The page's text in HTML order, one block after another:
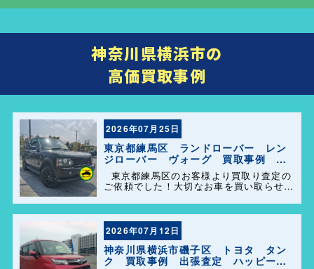
神奈川県横浜市の
高価買取事例
2026年07月25日
東京都練馬区 ランドローバー レン
ジローバー ヴォーグ 買取事例 出
張査定 ハッピーカーズ港南店！
東京都練馬区のお客様より買取り査定の
ご依頼でした！大切なお車を買い取らせて
の事をよろしくお願いします＼(^o^)／
2026年07月12日
神奈川県横浜市磯子区 トヨタ タン
ク 買取事例 出張査定 ハッピーカ